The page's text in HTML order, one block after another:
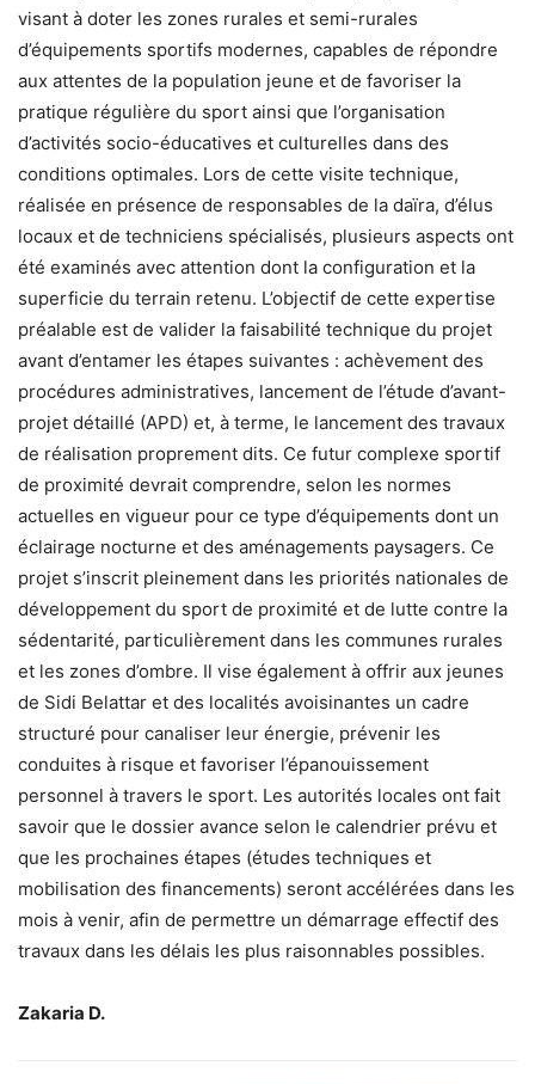
visant à doter les zones rurales et semi-rurales
d’équipements sportifs modernes, capables de répondre
aux attentes de la population jeune et de favoriser la
pratique régulière du sport ainsi que l’organisation
d’activités socio-éducatives et culturelles dans des
conditions optimales. Lors de cette visite technique,
réalisée en présence de responsables de la daïra, d’élus
locaux et de techniciens spécialisés, plusieurs aspects ont
été examinés avec attention dont la configuration et la
superficie du terrain retenu. L’objectif de cette expertise
préalable est de valider la faisabilité technique du projet
avant d’entamer les étapes suivantes : achèvement des
procédures administratives, lancement de l’étude d’avant-
projet détaillé (APD) et, à terme, le lancement des travaux
de réalisation proprement dits. Ce futur complexe sportif
de proximité devrait comprendre, selon les normes
actuelles en vigueur pour ce type d’équipements dont un
éclairage nocturne et des aménagements paysagers. Ce
projet s’inscrit pleinement dans les priorités nationales de
développement du sport de proximité et de lutte contre la
sédentarité, particulièrement dans les communes rurales
et les zones d’ombre. Il vise également à offrir aux jeunes
de Sidi Belattar et des localités avoisinantes un cadre
structuré pour canaliser leur énergie, prévenir les
conduites à risque et favoriser l’épanouissement
personnel à travers le sport. Les autorités locales ont fait
savoir que le dossier avance selon le calendrier prévu et
que les prochaines étapes (études techniques et
mobilisation des financements) seront accélérées dans les
mois à venir, afin de permettre un démarrage effectif des
travaux dans les délais les plus raisonnables possibles.
Zakaria D.